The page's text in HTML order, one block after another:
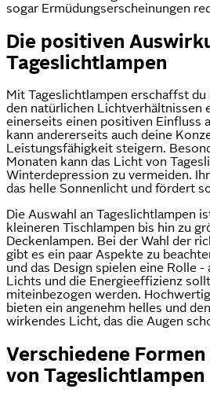
sogar Ermüdungserscheinungen
Die positiven
Tageslichtlampen
Mit Tageslichtlampen erschaffst
den natürlichen Lichtverhältnissen
einerseits einen positiven Einfluss
kann andererseits auch deine
Leistungsfähigkeit steigern.
Monaten kann das Licht von
Winterdepression zu vermeiden.
das helle Sonnenlicht und fördert
Die Auswahl an Tageslichtlampen
kleineren Tischlampen bis hin zu
Deckenlampen. Bei der Wahl der
gibt es ein paar Aspekte zu
und das Design spielen eine Rolle -
Lichts und die Energieeffizienz
miteinbezogen werden.
bieten ein angenehm helles und
wirkendes Licht, das die Augen
Verschiedene Formen
von Tageslichtlampen